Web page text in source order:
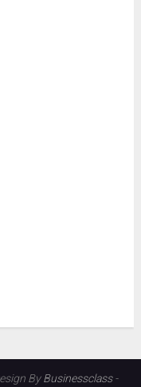
ByBusinessclass-